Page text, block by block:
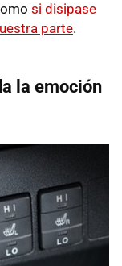
si disipase
parte.
la emoción